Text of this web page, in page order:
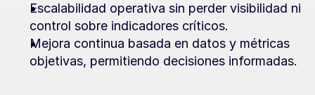
Escalabilidad operativa sin perder visibilidad ni
control sobre indicadores críticos.
Mejora continua basada en datos y métricas
objetivas, permitiendo decisiones informadas.